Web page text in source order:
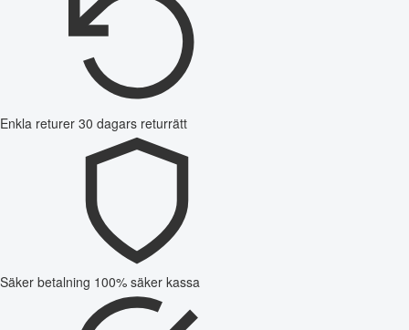
Enkla returer 30 dagars returrätt
Säker betalning 100% säker kassa